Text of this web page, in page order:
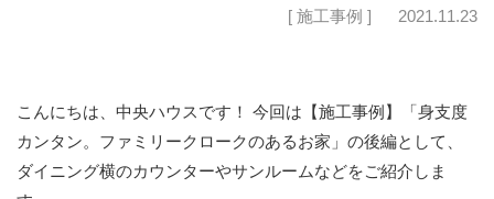
[ 施工事例 ] 2021.11.23
こんにちは、中央ハウスです！ 今回は【施工事例】「身支度
カンタン。ファミリークロークのあるお家」の後編として、
ダイニング横のカウンターやサンルームなどをご紹介しま